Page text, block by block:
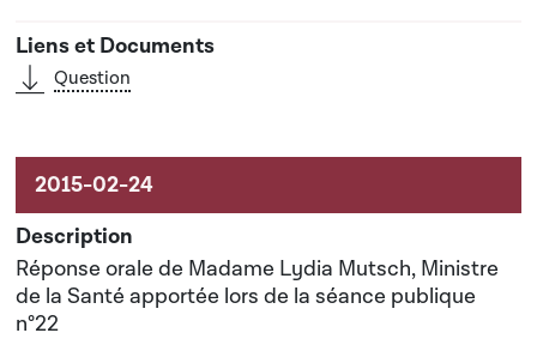
Question
Réponse orale de Madame Lydia Mutsch, Ministre
de la Santé apportée lors de la séance publique
n°22